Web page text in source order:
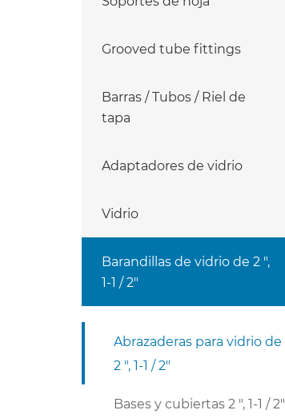
Grooved tube fittings
Barras / Tubos / Riel de
tapa
Adaptadores de vidrio
Vidrio
Barandillas de vidrio de 2 ",
1-1 / 2"
Abrazaderas para vidrio de
2 ", 1-1 / 2"
Bases y cubiertas 2 ", 1-1 / 2"